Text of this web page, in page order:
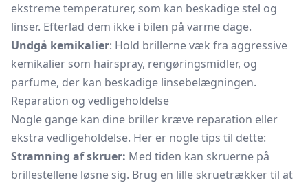
ekstreme temperaturer, som kan beskadige stel og
linser. Efterlad dem ikke i bilen på varme dage.
Undgå kemikalier: Hold brillerne væk fra aggressive
kemikalier som hairspray, rengøringsmidler, og
parfume, der kan beskadige linsebelægningen.
Reparation og vedligeholdelse
Nogle gange kan dine briller kræve reparation eller
ekstra vedligeholdelse. Her er nogle tips til dette:
Stramning af skruer: Med tiden kan skruerne på
brillestellene løsne sig. Brug en lille skruetrækker til at